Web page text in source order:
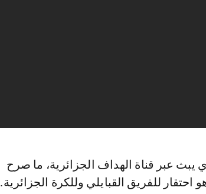
للفريق القبايلي وللكرة الجزائرية.